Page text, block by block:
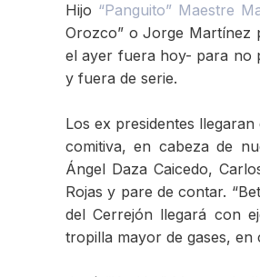
Hijo “Panguito” Maestre
Orozco” o Jorge Martínez
el ayer fuera hoy- para no
y fuera de serie.
Los ex presidentes
comitiva, en cabeza de
Ángel Daza Caicedo,
Rojas y pare de contar.
del Cerrejón llegará con
tropilla mayor de gases, en